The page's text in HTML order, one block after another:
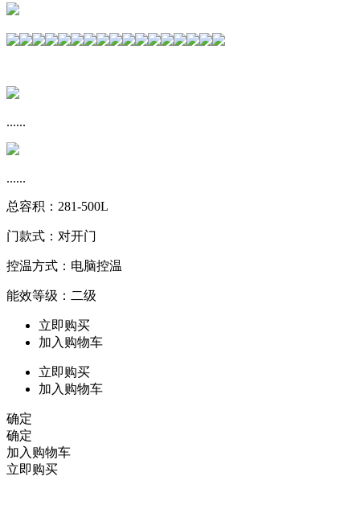
......
......
总容积：281-500L
门款式：对开门
控温方式：电脑控温
能效等级：二级
立即购买
加入购物车
立即购买
加入购物车
确定
确定
加入购物车
立即购买